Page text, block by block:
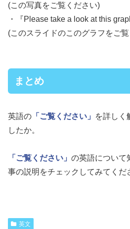
(この写真をご覧ください)
・『Please take a look at this
(このスライドのこのグラフをご
まとめ
英語の 「ご覧ください」
を詳しく
したか。
「ご覧ください」 の英語について
事の説明をチェックしてみてくだ
英文